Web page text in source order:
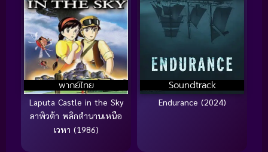
พากย์ไทย
Laputa Castle in the Sky
ลาพิวต้า พลิกตำนานเหนือ
เวหา (1986)
Soundtrack
Endurance (2024)